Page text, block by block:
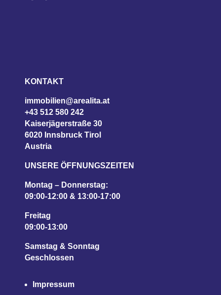
KONTAKT
immobilien@arealita.at
+43 512 580 242
Kaiserjägerstraße 30
6020 Innsbruck Tirol
Austria
UNSERE ÖFFNUNGSZEITEN
Montag – Donnerstag:
09:00-12:00 & 13:00-17:00
Freitag
09:00-13:00
Samstag & Sonntag
Geschlossen
Impressum